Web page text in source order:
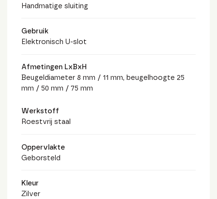
Handmatige sluiting
Gebruik
Elektronisch U-slot
Afmetingen LxBxH
Beugeldiameter 8 mm / 11 mm, beugelhoogte 25
mm / 50 mm / 75 mm
Werkstoff
Roestvrij staal
Oppervlakte
Geborsteld
Kleur
Zilver